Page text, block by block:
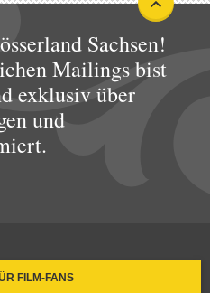
Sachsen!
Mailings bist
exklusiv über
und
FILM-FANS